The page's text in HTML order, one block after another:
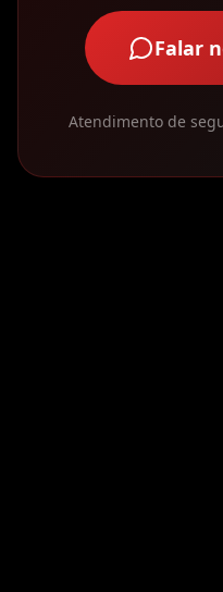
Falar
Atendimento de